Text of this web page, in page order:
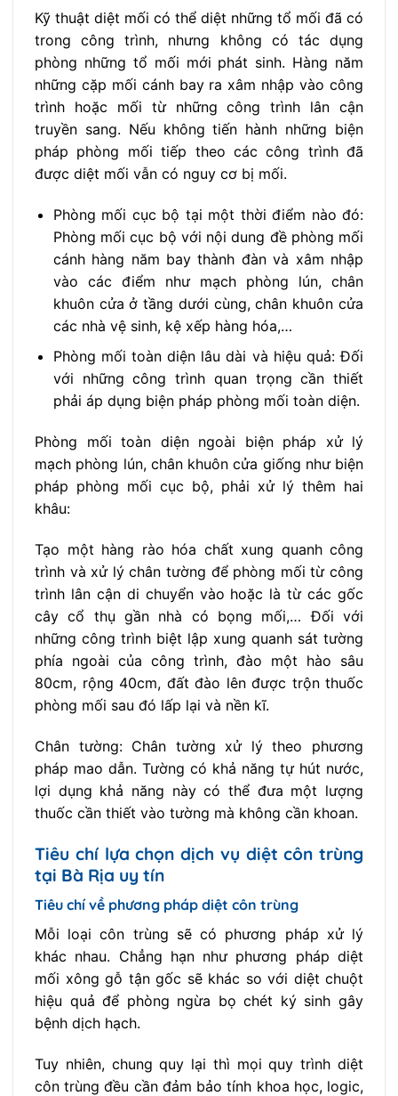
Kỹ thuật diệt mối có thể diệt những tổ mối đã có
trong công trình, nhưng không có tác dụng
phòng những tổ mối mới phát sinh. Hàng năm
những cặp mối cánh bay ra xâm nhập vào công
trình hoặc mối từ những công trình lân cận
truyền sang. Nếu không tiến hành những biện
pháp phòng mối tiếp theo các công trình đã
được diệt mối vẫn có nguy cơ bị mối.
Phòng mối cục bộ tại một thời điểm nào đó:
Phòng mối cục bộ với nội dung đề phòng mối
cánh hàng năm bay thành đàn và xâm nhập
vào các điểm như mạch phòng lún, chân
khuôn cửa ở tầng dưới cùng, chân khuôn cửa
các nhà vệ sinh, kệ xếp hàng hóa,…
Phòng mối toàn diện lâu dài và hiệu quả: Đối
với những công trình quan trọng cần thiết
phải áp dụng biện pháp phòng mối toàn diện.
Phòng mối toàn diện ngoài biện pháp xử lý
mạch phòng lún, chân khuôn cửa giống như biện
pháp phòng mối cục bộ, phải xử lý thêm hai
khâu:
Tạo một hàng rào hóa chất xung quanh công
trình và xử lý chân tường để phòng mối từ công
trình lân cận di chuyển vào hoặc là từ các gốc
cây cổ thụ gần nhà có bọng mối,… Đối với
những công trình biệt lập xung quanh sát tường
phía ngoài của công trình, đào một hào sâu
80cm, rộng 40cm, đất đào lên được trộn thuốc
phòng mối sau đó lấp lại và nền kĩ.
Chân tường: Chân tường xử lý theo phương
pháp mao dẫn. Tường có khả năng tự hút nước,
lợi dụng khả năng này có thể đưa một lượng
thuốc cần thiết vào tường mà không cần khoan.
Tiêu chí lựa chọn dịch vụ diệt côn trùng
tại Bà Rịa uy tín
Tiêu chí về phương pháp diệt côn trùng
Mỗi loại côn trùng sẽ có phương pháp xử lý
khác nhau. Chẳng hạn như phương pháp diệt
mối xông gỗ tận gốc sẽ khác so với diệt chuột
hiệu quả để phòng ngừa bọ chét ký sinh gây
bệnh dịch hạch.
Tuy nhiên, chung quy lại thì mọi quy trình diệt
côn trùng đều cần đảm bảo tính khoa học, logic,